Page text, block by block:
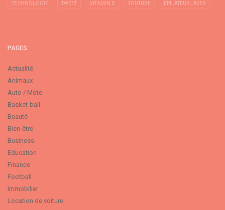
TECHNOLOGIE TWEET VITAMIN D YOUTUBE ÉPILATEUR LASER
PAGES
Actualité
Animaux
Auto / Moto
Basket-ball
Beauté
Bien-être
Business
Education
Finance
Football
Immobilier
Location de voiture